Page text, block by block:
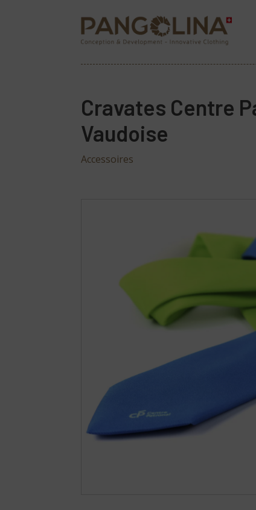
Cravates Centre
Vaudoise
Accessoires